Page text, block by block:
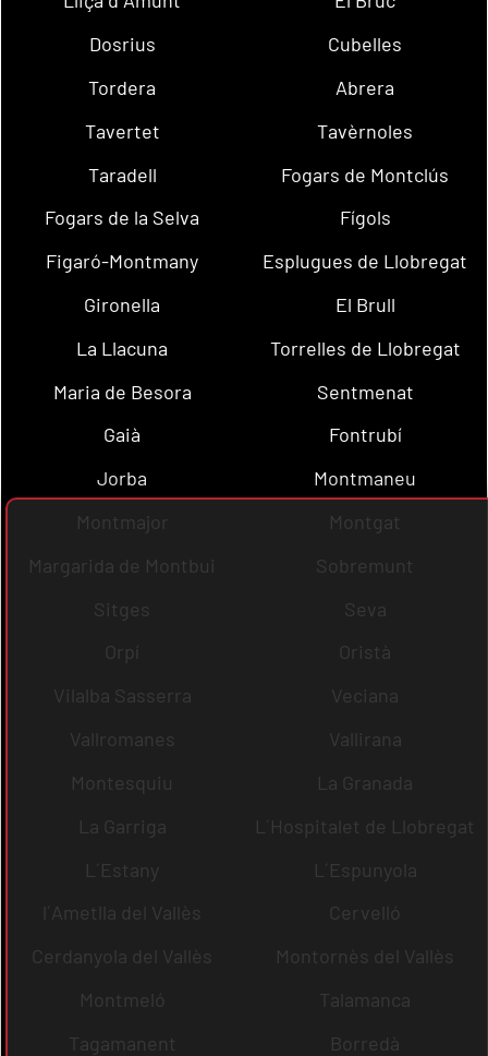
Dosrius
Cubelles
Tordera
Abrera
Tavertet
Tavèrnoles
Taradell
Fogars de Montclús
Fogars de la Selva
Fígols
Figaró-Montmany
Esplugues de Llobregat
Gironella
El Brull
La Llacuna
Torrelles de Llobregat
Maria de Besora
Sentmenat
Gaià
Fontrubí
Jorba
Montmaneu
Montmajor
Montgat
Margarida de Montbui
Sobremunt
Sitges
Seva
Orpí
Oristà
Vilalba Sasserra
Veciana
Vallromanes
Vallirana
Montesquiu
La Granada
La Garriga
L´Hospitalet de Llobregat
L´Estany
L´Espunyola
l´Ametlla del Vallès
Cervelló
Cerdanyola del Vallès
Montornès del Vallès
Montmeló
Talamanca
Tagamanent
Borredà